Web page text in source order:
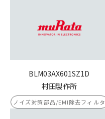
BLM03AX601SZ1D
村田製作所
ノイズ対策部品/EMI除去フィルタ